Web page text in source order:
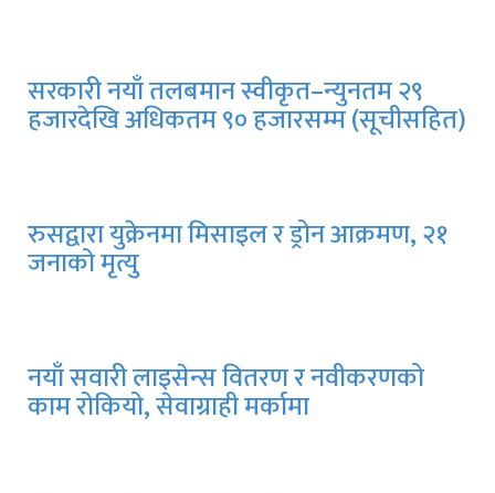
सरकारी नयाँ तलबमान स्वीकृत–न्युनतम २९
हजारदेखि अधिकतम ९० हजारसम्म (सूचीसहित)
रुसद्वारा युक्रेनमा मिसाइल र ड्रोन आक्रमण, २१
जनाको मृत्यु
नयाँ सवारी लाइसेन्स वितरण र नवीकरणको
काम रोकियो, सेवाग्राही मर्कामा